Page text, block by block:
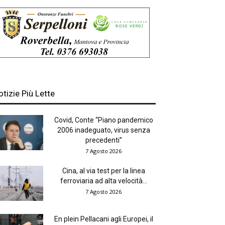
Più Lette
Covid, Conte “Piano pandemico
2006 inadeguato, virus senza
precedenti”
7 Agosto 2026
Cina, al via test per la linea
ferroviaria ad alta velocità...
7 Agosto 2026
En plein Pellacani agli Europei, il